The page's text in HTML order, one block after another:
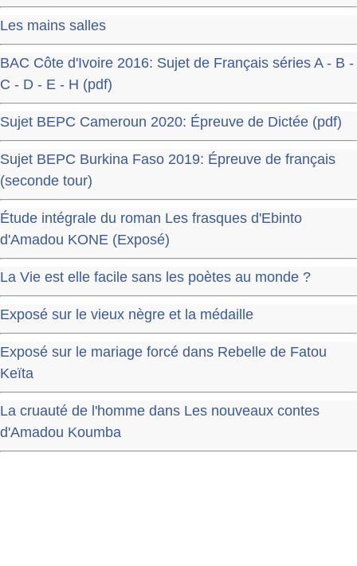
Les mains salles
BAC Côte d'Ivoire 2016: Sujet de Français séries A - B -
C - D - E - H (pdf)
Sujet BEPC Cameroun 2020: Épreuve de Dictée (pdf)
Sujet BEPC Burkina Faso 2019: Épreuve de français
(seconde tour)
Étude intégrale du roman Les frasques d'Ebinto
d'Amadou KONE (Exposé)
La Vie est elle facile sans les poètes au monde ?
Exposé sur le vieux nègre et la médaille
Exposé sur le mariage forcé dans Rebelle de Fatou
Keïta
La cruauté de l'homme dans Les nouveaux contes
d'Amadou Koumba